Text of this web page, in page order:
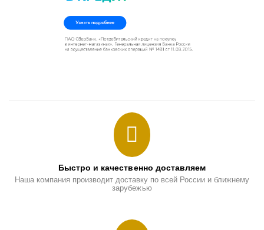
Быстро и качественно доставляем
Наша компания производит доставку по всей России и ближнему
зарубежью